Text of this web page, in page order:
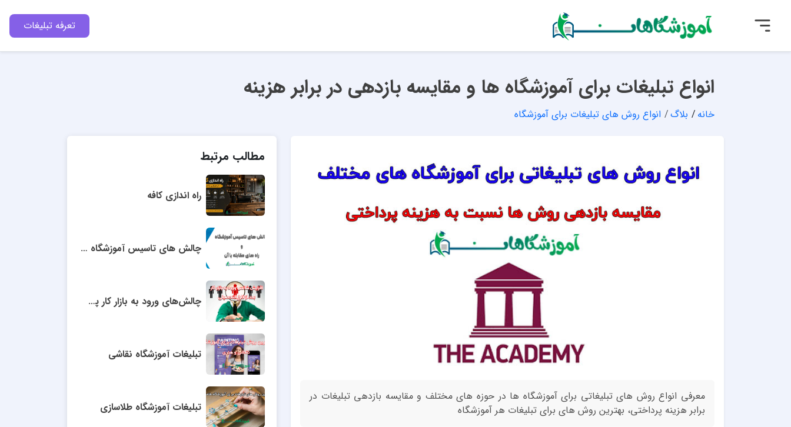
تعرفه تبلیغات
انواع تبلیغات برای آموزشگاه ها و مقایسه بازدهی در برابر هزینه
خانه بلاگ انواع روش های تبلیغات برای آموزشگاه
معرفی انواع روش های تبلیغاتی برای آموزشگاه ها در حوزه های مختلف و مقایسه بازدهی تبلیغات در
برابر هزینه پرداختی، بهترین روش های برای تبلیغات هر آموزشگاه
مطالب مرتبط
راه اندازی کافه
چالش های تاسیس آموزشگاه در سال 1405
چالش‌های ورود به بازار کار پس از تحصیل
تبلیغات آموزشگاه نقاشی
تبلیغات آموزشگاه طلاسازی